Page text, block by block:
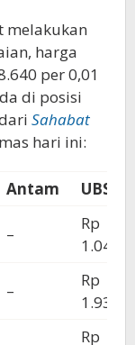
melakukan
harga
per 0,01
di posisi
Sahabat
hari ini:
Antam UBS
–
Rp
–
Rp
Rp